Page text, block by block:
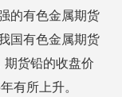
的有色金属期货
国有色金属期货
期货铅的收盘价
有所上升。